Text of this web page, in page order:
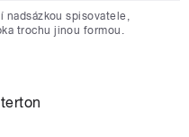
spisovatele,
trochu jinou formou.